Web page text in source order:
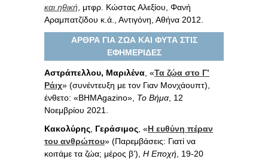
και ηθική , μτφρ. Κώστας Αλεξίου, Φανή
Αραμπατζίδου κ.ά., Αντιγόνη, Αθήνα 2012.
ΑΡΘΡΑ ΓΙΑ ΖΩΑ ΚΑΙ ΦΥΤΑ ΣΤΙΣ
ΕΦΗΜΕΡΙΔΕΣ
Αστράπελλου, Μαριλένα , «Τα ζώα στο Γ’
Ράιχ» (συνέντευξη με τον Γιαν Μονχάουπτ),
ένθετο: «ΒΗΜΑgazino», Το Βήμα , 12
Νοεμβρίου 2021.
Κακολύρης Γεράσιμος , «Η ευθύνη πέραν
του ανθρώπου» (Παρεμβάσεις: Γιατί να
κοιτάμε τα ζώα; μέρος β’), Η Εποχή , 19-20